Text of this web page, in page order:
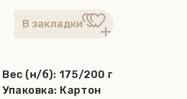
Вес (н/б): 175/200 г
Упаковка: Картон